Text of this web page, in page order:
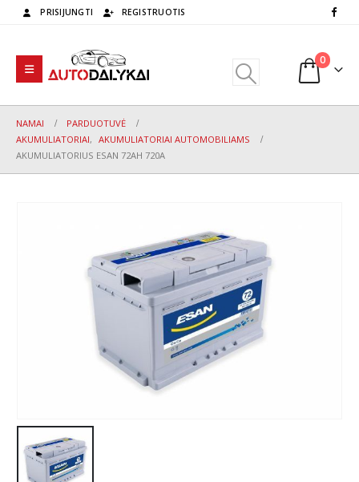
PRISIJUNGTI REGISTRUOTIS
0
NAMAI
PARDUOTUVĖ
AKUMULIATORIAI, AKUMULIATORIAI AUTOMOBILIAMS
AKUMULIATORIUS ESAN 72AH 720A